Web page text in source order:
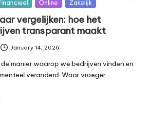
Online Zakelijk
vergelijken: hoe het
transparant maakt
January 14, 2026
manier waarop we bedrijven vinden en
veranderd. Waar vroeger…